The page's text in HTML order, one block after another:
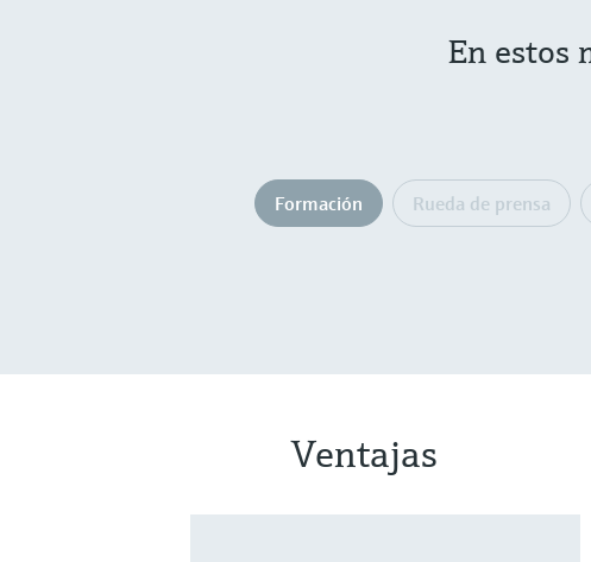
En estos
Formación Rueda de prensa
Ventajas